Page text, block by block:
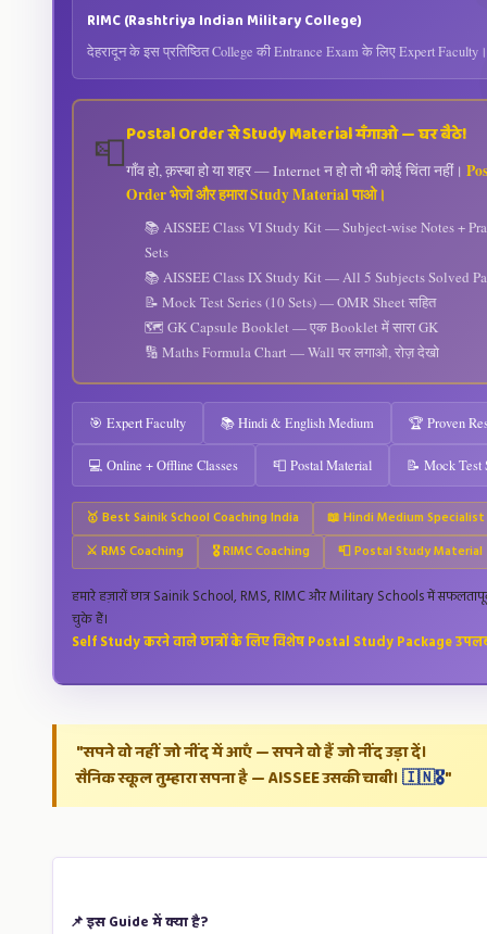
RIMC (Rashtriya Indian Military College)
देहरादून के इस प्रतिष्ठित College की Entrance Exam के लिए Expert Faculty।
📮Postal Order से Study Material मँगाओ — घर बैठे!
गाँव हो, क़स्बा हो या शहर — Internet न हो तो भी कोई चिंता नहीं।
Order भेजो और हमारा Study Material पाओ।
📚 AISSEE Class VI Study Kit — Subject-wise Notes +
Sets
📚 AISSEE Class IX Study Kit — All 5 Subjects Solved
📝 Mock Test Series (10 Sets) — OMR Sheet सहित
🗺️ GK Capsule Booklet — एक Booklet में सारा GK
🔢 Maths Formula Chart — Wall पर लगाओ, रोज़ देखो
🎯 Expert Faculty 📚 Hindi & English Medium 🏆 Proven
💻 Online + Offline Classes 📮 Postal Material 📝 Mock Test
🥇 Best Sainik School Coaching India
📖 Hindi Medium Specialist
⚔️ RMS Coaching
🎖️ RIMC Coaching 📮 Postal Study Material
हमारे हज़ारों छात्र Sainik School, RMS, RIMC और Military Schools में
चुके हैं।
Self Study करने वाले छात्रों के लिए विशेष Postal Study Package
"सपने वो नहीं जो नींद में आएँ — सपने वो हैं जो नींद उड़ा दें।
सैनिक स्कूल तुम्हारा सपना है — AISSEE उसकी चाबी।🇮🇳🎖️"
📌 इस Guide में क्या है?